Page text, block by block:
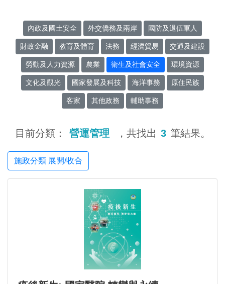
內政及國土安全 外交僑務及兩岸 國防及退伍軍人
財政金融 教育及體育 法務 經濟貿易 交通及建設
勞動及人力資源 農業 衛生及社會安全 環境資源
文化及觀光 國家發展及科技 海洋事務 原住民族
客家 其他政務 輔助事務
目前分類： 營運管理 ，共找出 3 筆結果。
施政分類 展開/收合